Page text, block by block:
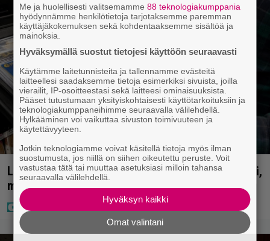
Lapset ostivat isälle lahjaksi arvan – päävoitto tuli,
mutta miten sitten kävikään
Me ja huolellisesti valitsemamme88 teknologiakumppania
hyödynnämme henkilötietoja tarjotaksemme paremman
käyttäjäkokemuksen sekä kohdentaaksemme sisältöä ja
mainoksia.
Hyväksymällä suostut tietojesi käyttöön seuraavasti
Käytämme laitetunnisteita ja tallennamme evästeitä
laitteellesi saadaksemme tietoja esimerkiksi sivuista, joilla
vierailit, IP-osoitteestasi sekä laitteesi ominaisuuksista.
Pääset tutustumaan yksityiskohtaisesti käyttötarkoituksiin ja
teknologiakumppaneihimme seuraavalla välilehdellä.
Hylkääminen voi vaikuttaa sivuston toimivuuteen ja
käytettävyyteen.
Jotkin teknologiamme voivat käsitellä tietoja myös ilman
suostumusta, jos niillä on siihen oikeutettu peruste. Voit
vastustaa tätä tai muuttaa asetuksiasi milloin tahansa
seuraavalla välilehdellä.
Hyväksyn kaikki
Omat valintani